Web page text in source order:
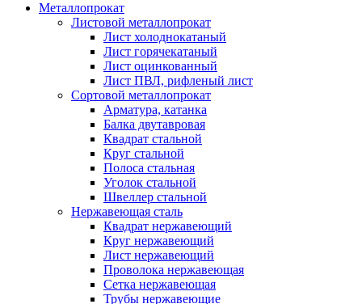
Металлопрокат
Листовой металлопрокат
Лист холоднокатаный
Лист горячекатаный
Лист оцинкованный
Лист ПВЛ, рифленый лист
Сортовой металлопрокат
Арматура, катанка
Балка двутавровая
Квадрат стальной
Круг стальной
Полоса стальная
Уголок стальной
Швеллер стальной
Нержавеющая сталь
Квадрат нержавеющий
Круг нержавеющий
Лист нержавеющий
Проволока нержавеющая
Сетка нержавеющая
Трубы нержавеющие